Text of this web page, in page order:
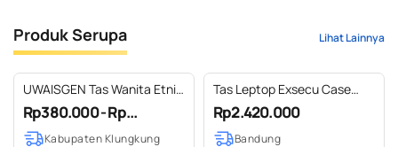
Produk Serupa Lihat Lainnya
UWAISGEN Tas Wanita Etnik
Bali Tenun Rangrang Tas
Handmade Ayra Bag
Rp380.000 - Rp...
Kabupaten Klungkung
Tas Leptop Exsecu Case
Handmade Cabaco
Rp2.420.000
Bandung